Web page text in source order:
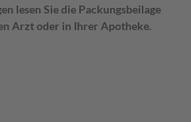
lesen Sie die Packungsbeilage
Arzt oder in Ihrer Apotheke.